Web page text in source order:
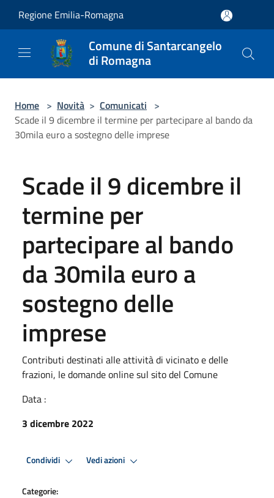
Regione Emilia-Romagna
Comune di Santarcangelo
di Romagna
Home > Novità > Comunicati >
Scade il 9 dicembre il termine per partecipare al bando da
30mila euro a sostegno delle imprese
Scade il 9 dicembre il
termine per
partecipare al bando
da 30mila euro a
sostegno delle
imprese
Contributi destinati alle attività di vicinato e delle
frazioni, le domande online sul sito del Comune
Data :
3 dicembre 2022
Condividi Vedi azioni
Categorie: